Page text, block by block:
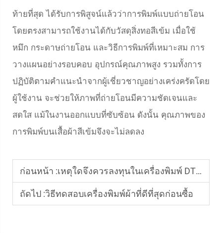
ท้ายที่สุด ได้รับการพิสูจน์แล้วว่าการพิมพ์แบบถ่ายโอน
โดยตรงสามารถใช้งานได้กับวัสดุสิ่งทอสีเข้ม เมื่อใช้
หมึก กระดาษถ่ายโอน และวิธีการพิมพ์ที่เหมาะสม การ
วางแผนอย่างรอบคอบ อุปกรณ์คุณภาพสูง รวมทั้งการ
ปฏิบัติตามคำแนะนำจากผู้เชี่ยวชาญอย่างเคร่งครัดโดย
ผู้ใช้งาน จะช่วยให้ภาพที่ถ่ายโอนมีความชัดเจนและ
สดใส แม้ในงานออกแบบที่ซับซ้อน ดังนั้น คุณภาพของ
การพิมพ์บนเสื้อผ้าสีเข้มจึงจะไม่ลดลง
ก่อนหน้า :เหตุใดจึงควรลงทุนในเครื่องพิมพ์ DTF เพื่อการเติบโตของธุรกิจ
ถัดไป :วิธีทดสอบเครื่องพิมพ์ผ้าที่ดีที่สุดก่อนซื้อ